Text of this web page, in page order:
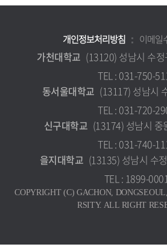
개인정보처리방침 이메일
가천대학교 (13120) 성남시 수
TEL : 031-750-
동서울대학교 (13117) 성남시
TEL : 031-720-
신구대학교 (13174) 성남시
TEL : 031-740-
을지대학교 (13135) 성남시 수
TEL : 1899-
COPYRIGHT (C) GACHON,
RSITY. ALL RIGHT